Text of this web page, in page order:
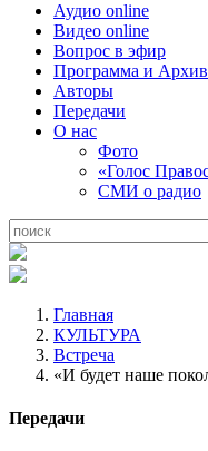
Аудио online
Видео online
Вопрос в эфир
Программа и Архив
Авторы
Передачи
О нас
Фото
«Голос
СМИ о радио
Главная
КУЛЬТУРА
Встреча
«И будет наше
Передачи